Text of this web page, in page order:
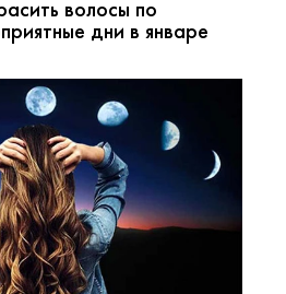
волосы по
дни в январе